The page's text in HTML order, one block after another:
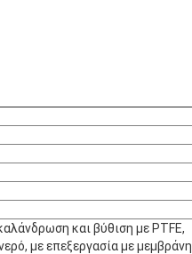
και βύθιση με PTFE,
με επεξεργασία με μεμβράνη